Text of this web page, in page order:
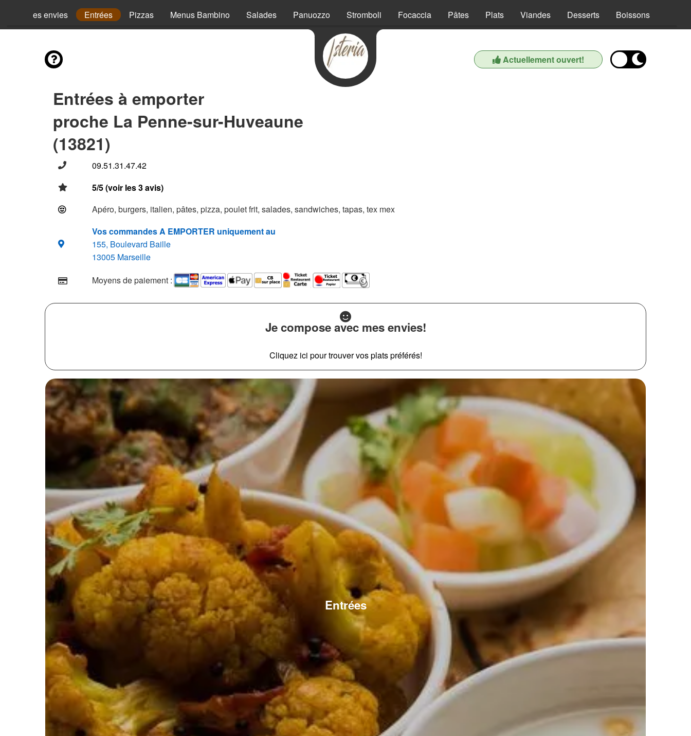
Mes envies Entrées Pizzas Menus Bambino Salades Panuozzo Stromboli Focaccia Pâtes Plats Viandes Desserts Boissons
Actuellement ouvert!
Entrées à emporter
proche La Penne-sur-Huveaune
(13821)
09.51.31.47.42
5/5 (voir les 3 avis)
Apéro, burgers, italien, pâtes, pizza, poulet frit, salades, sandwiches, tapas, tex mex
Vos commandes A EMPORTER uniquement au
155, Boulevard Baille
13005 Marseille
Moyens de paiement :
Je compose avec mes envies!
Cliquez ici pour trouver vos plats préférés!
Entrées